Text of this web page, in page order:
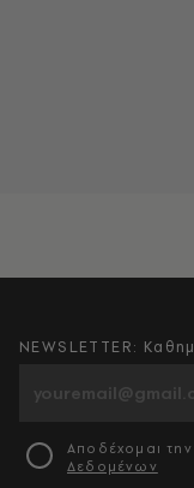
NEWSLETTER:
Αποδέχομαι την
Δεδομένων